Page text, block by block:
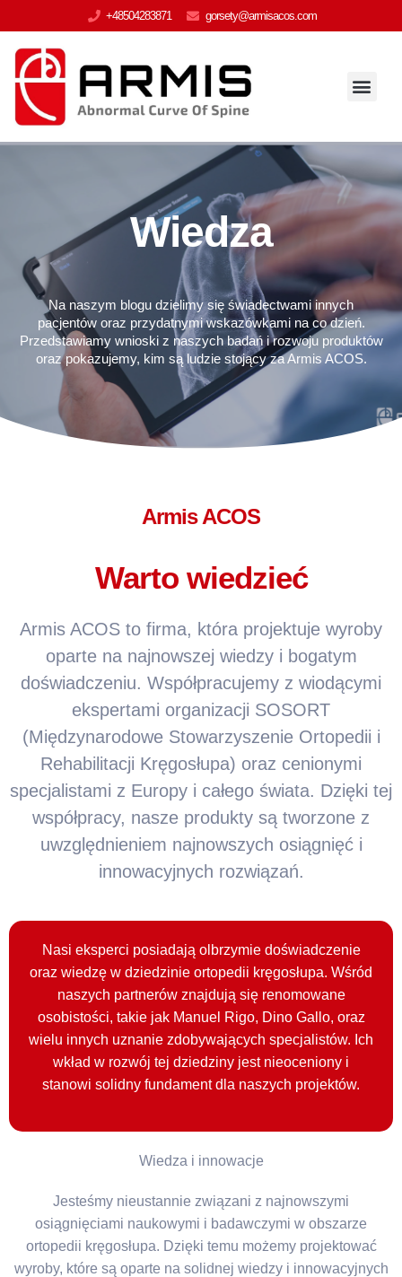
+48504283871 gorsety@armisacos.com
Wiedza
Na naszym blogu dzielimy się świadectwami innych
pacjentów oraz przydatnymi wskazówkami na co dzień.
Przedstawiamy wnioski z naszych badań i rozwoju produktów
oraz pokazujemy, kim są ludzie stojący za Armis ACOS.
Armis ACOS
Warto wiedzieć
Armis ACOS to firma, która projektuje wyroby
oparte na najnowszej wiedzy i bogatym
doświadczeniu. Współpracujemy z wiodącymi
ekspertami organizacji SOSORT
(Międzynarodowe Stowarzyszenie Ortopedii i
Rehabilitacji Kręgosłupa) oraz cenionymi
specjalistami z Europy i całego świata. Dzięki tej
współpracy, nasze produkty są tworzone z
uwzględnieniem najnowszych osiągnięć i
innowacyjnych rozwiązań.
Nasi eksperci posiadają olbrzymie doświadczenie
oraz wiedzę w dziedzinie ortopedii kręgosłupa. Wśród
naszych partnerów znajdują się renomowane
osobistości, takie jak Manuel Rigo, Dino Gallo, oraz
wielu innych uznanie zdobywających specjalistów. Ich
wkład w rozwój tej dziedziny jest nieoceniony i
stanowi solidny fundament dla naszych projektów.
Wiedza i innowacje
Jesteśmy nieustannie związani z najnowszymi
osiągnięciami naukowymi i badawczymi w obszarze
ortopedii kręgosłupa. Dzięki temu możemy projektować
wyroby, które są oparte na solidnej wiedzy i innowacyjnych